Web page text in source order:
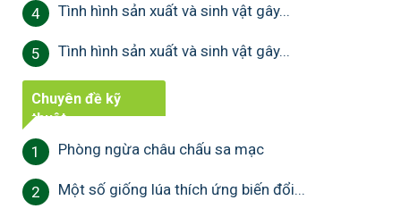
4 Tình hình sản xuất và sinh vật gây...
5 Tình hình sản xuất và sinh vật gây...
Chuyên đề kỹ
thuật
1 Phòng ngừa châu chấu sa mạc
2 Một số giống lúa thích ứng biến đổi...